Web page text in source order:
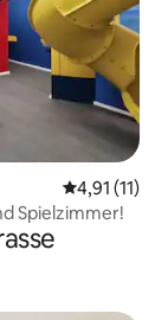
4,91 (11)
Spielzimmer!